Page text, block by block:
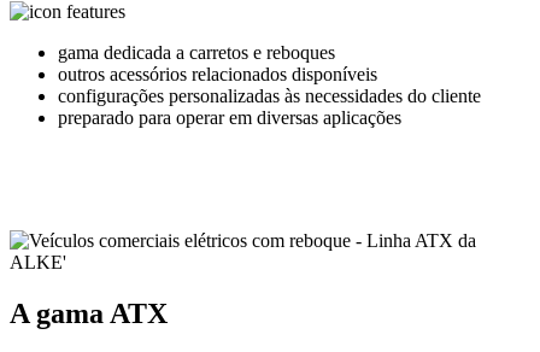
gama dedicada a carretos e reboques
outros acessórios relacionados disponíveis
configurações personalizadas às necessidades do cliente
preparado para operar em diversas aplicações
A gama ATX